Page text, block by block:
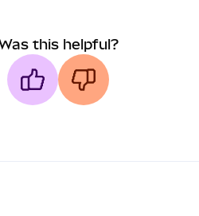
this helpful?